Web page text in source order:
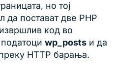
но тој
постават две PHP
код во
wp_posts и да
HTTP барања.